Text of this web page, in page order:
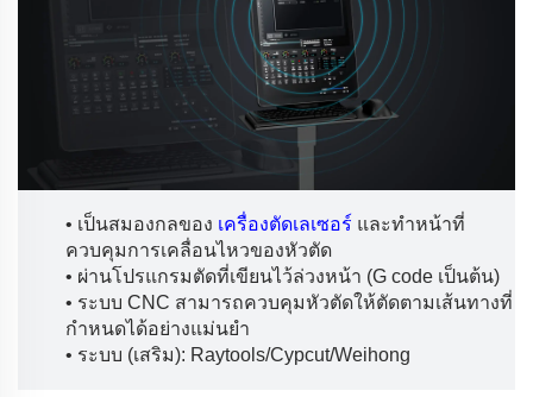
• เป็นสมองกลของ เครื่องตัดเลเซอร์ และทำหน้าที่
ควบคุมการเคลื่อนไหวของหัวตัด
• ผ่านโปรแกรมตัดที่เขียนไว้ล่วงหน้า (G code เป็นต้น)
• ระบบ CNC สามารถควบคุมหัวตัดให้ตัดตามเส้นทางที่
กำหนดได้อย่างแม่นยำ
• ระบบ (เสริม): Raytools/Cypcut/Weihong